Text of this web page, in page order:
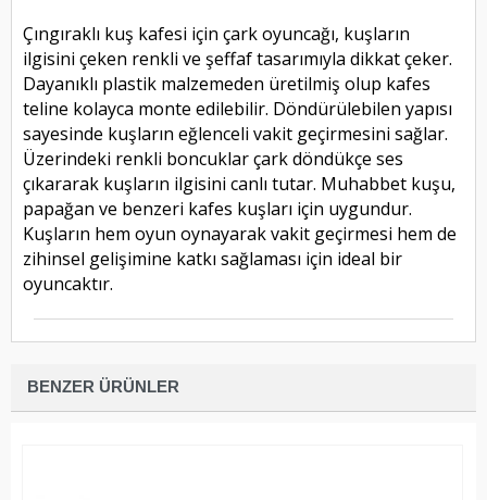
Çıngıraklı kuş kafesi için çark oyuncağı, kuşların
ilgisini çeken renkli ve şeffaf tasarımıyla dikkat çeker.
Dayanıklı plastik malzemeden üretilmiş olup kafes
teline kolayca monte edilebilir. Döndürülebilen yapısı
sayesinde kuşların eğlenceli vakit geçirmesini sağlar.
Üzerindeki renkli boncuklar çark döndükçe ses
çıkararak kuşların ilgisini canlı tutar. Muhabbet kuşu,
papağan ve benzeri kafes kuşları için uygundur.
Kuşların hem oyun oynayarak vakit geçirmesi hem de
zihinsel gelişimine katkı sağlaması için ideal bir
oyuncaktır.
BENZER ÜRÜNLER